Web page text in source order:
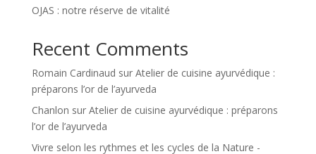
OJAS : notre réserve de vitalité
Recent Comments
Romain Cardinaud sur Atelier de cuisine ayurvédique :
préparons l’or de l’ayurveda
Chanlon sur Atelier de cuisine ayurvédique : préparons
l’or de l’ayurveda
Vivre selon les rythmes et les cycles de la Nature -